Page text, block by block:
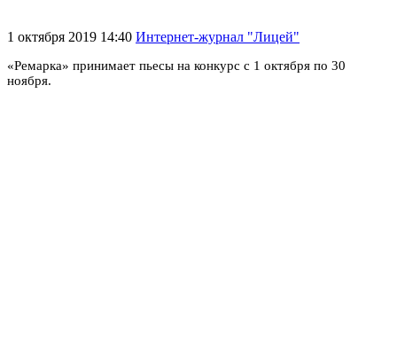
1 октября 2019 14:40 Интернет-журнал "Лицей"
«Ремарка» принимает пьесы на конкурс с 1 октября по 30
ноября.